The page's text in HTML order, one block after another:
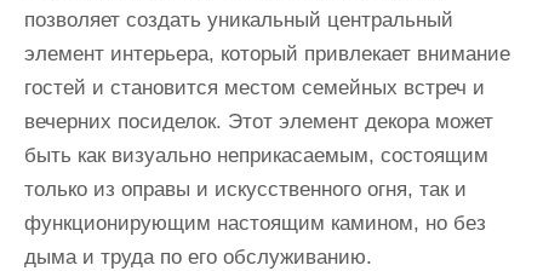
позволяет создать уникальный центральный
элемент интерьера, который привлекает внимание
гостей и становится местом семейных встреч и
вечерних посиделок. Этот элемент декора может
быть как визуально неприкасаемым, состоящим
только из оправы и искусственного огня, так и
функционирующим настоящим камином, но без
дыма и труда по его обслуживанию.